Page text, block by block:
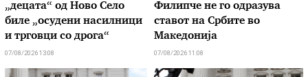
„децата“ од Ново Село
биле „осудени насилници
и трговци со дрога“
07/08/2026 13:08
Филипче не го одразува
ставот на Србите во
Македонија
07/08/2026 11:08